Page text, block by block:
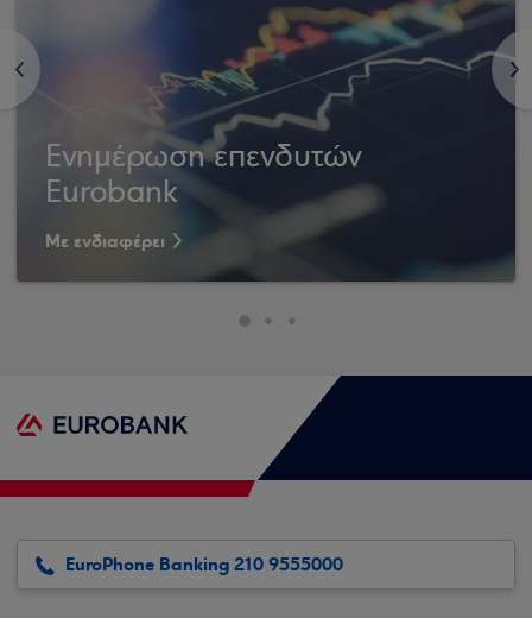
<
Ενημέρωση επενδυτών
Eurobank
Με ενδιαφέρει
>
EuroPhone Banking 210 9555000